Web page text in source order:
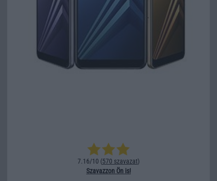
7.16/10 (570 szavazat)
Szavazzon Ön is!